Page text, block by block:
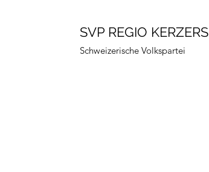
SVP REGIO KERZERS
Schweizerische Volkspartei